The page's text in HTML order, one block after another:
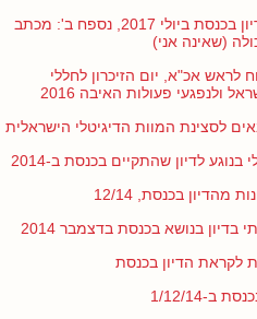
חומרים לדיון בכנסת ביולי 2017, נספח ב': מכתב
(שאינה אני)
לראש אכ"א, יום הזיכרון לחללי
ולנפגעי פעולות האיבה 2016
לסצינת המוות הדיגיטלי הישראלית
לדיון שהתקיים בכנסת ב-2014
מהדיון בכנסת, 12/14
בנושא בכנסת בדצמבר 2014
לקראת הדיון בכנסת
ב-1/12/14